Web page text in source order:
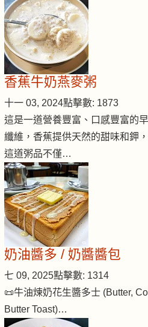
香蕉牛奶燕麥粥
十一 03, 2024點擊數: 1873
這是一道營養豐富、口感豐富的
纖維，香蕉提供天然的甜味和鉀
這道粥品不僅…
奶油醬多 / 奶醬醬包
七 09, 2025點擊數: 1314
📜牛油煉奶花生醬多士 (Butter,
Butter Toast)…